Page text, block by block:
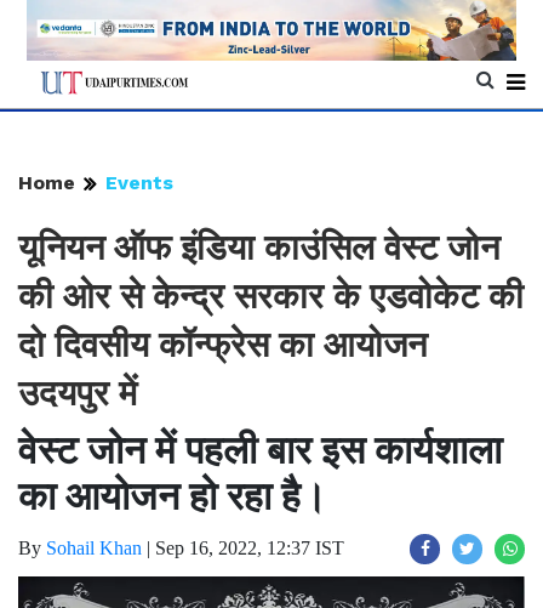
Home Events
यूनियन ऑफ इंडिया काउंसिल वेस्ट जोन
की ओर से केन्द्र सरकार के एडवोकेट की
दो दिवसीय कॉन्फ्रेस का आयोजन
उदयपुर में
वेस्ट जोन में पहली बार इस कार्यशाला
का आयोजन हो रहा है।
By Sohail Khan | Sep 16, 2022, 12:37 IST